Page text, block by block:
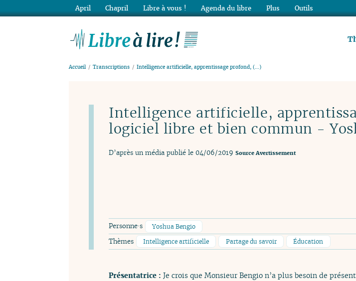
Accueil Transcriptions Intelligence artificielle, apprentissage profond, (…)
Intelligence artificielle,
logiciel libre et bien commun -
D’après un média publié le 04/06/2019 Source Avertissement
Personne·s Yoshua Bengio
Thèmes Intelligence artificielle Partage du savoir Éducation
Présentatrice : Je crois que Monsieur Bengio n’a plus besoin de
April Chapril Libre à vous ! Agenda du libre Plus Outils